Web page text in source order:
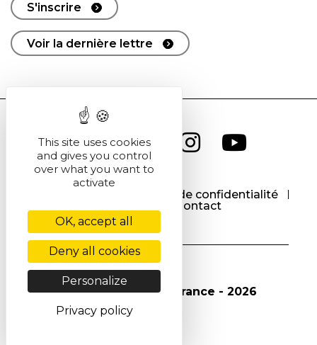
S'inscrire
Voir la dernière lettre
Politique de confidentialité
Contact
© Société Chimique de France - 2026
This site uses cookies
and gives you control
over what you want to
activate
OK, accept all
Deny all cookies
Personalize
Privacy policy